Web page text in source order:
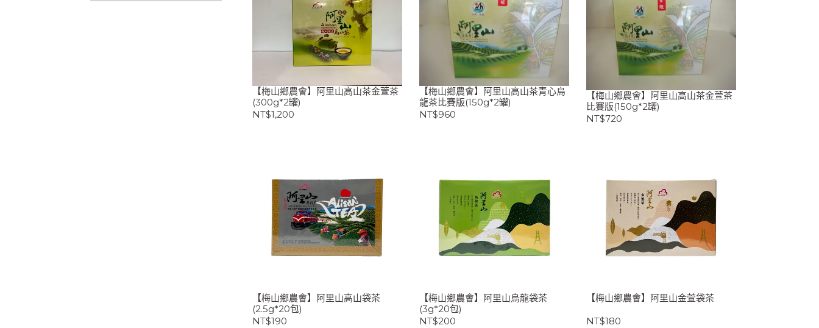
【梅山鄉農會】阿里山高山茶金萱茶
(300g*2罐)
NT$1,200
【梅山鄉農會】阿里山高山茶青心烏
龍茶比賽版(150g*2罐)
NT$960
【梅山鄉農會】阿里山高山茶金萱茶
比賽版(150g*2罐)
NT$720
【梅山鄉農會】阿里山高山袋茶
(2.5g*20包)
NT$190
【梅山鄉農會】阿里山烏龍袋茶
(3g*20包)
NT$200
【梅山鄉農會】阿里山金萱袋茶
NT$180